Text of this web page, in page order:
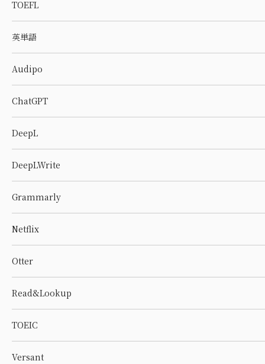
TOEFL
英単語
Audipo
ChatGPT
DeepL
DeepLWrite
Grammarly
Netflix
Otter
Read&Lookup
TOEIC
Versant